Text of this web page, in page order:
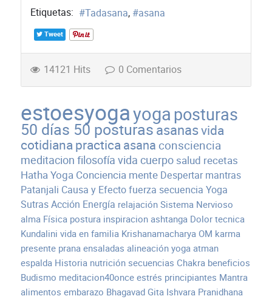
Etiquetas:
Tadasana asana
Tweet
14121 Hits 0 Comentarios
estoesyogayogaposturas
50 días 50 posturasasanasvida
cotidianapracticaasana consciencia
meditacion filosofía vida cuerpo salud recetas
Hatha Yoga Conciencia mente Despertar mantras
Patanjali Causa y Efectofuerza secuencia Yoga
SutrasAcción Energía relajaciónSistema Nervioso
alma Física postura inspiracionashtanga Dolortecnica
Kundalini vida en familia Krishanamacharya OM karma
presente pranaensaladas alineaciónyoga atman
espalda Historia nutriciónsecuencias Chakra beneficios
Budismo meditacion40onceestrés principiantes Mantra
alimentos embarazo Bhagavad Gita Ishvara Pranidhana